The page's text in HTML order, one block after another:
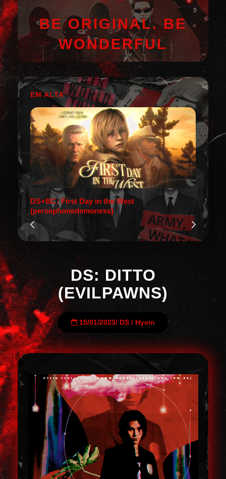
BE ORIGINAL. BE
WONDERFUL
EM ALTA
DS+BC: First Day in the West
(persephonedemoness)
DS: DITTO
(EVILPAWNS)
15/01/2023/ DS / Hyein